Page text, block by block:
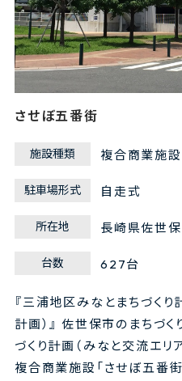
させぼ五番街
施設種類 複合商業施設
駐車場形式 自走式
所在地 長崎県佐世
台数 627台
『三浦地区みなとまちづくり
計画）』 佐世保市のまちづ
づくり計画（みなと交流エリ
複合商業施設「させぼ五番